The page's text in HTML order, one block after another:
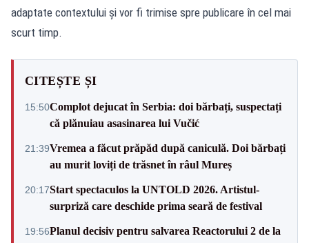
adaptate contextului și vor fi trimise spre publicare în cel mai
scurt timp.
CITEȘTE ȘI
15:50Complot dejucat în Serbia: doi bărbați, suspectați
că plănuiau asasinarea lui Vučić
21:39Vremea a făcut prăpăd după caniculă. Doi bărbați
au murit loviți de trăsnet în râul Mureș
20:17Start spectaculos la UNTOLD 2026. Artistul-
surpriză care deschide prima seară de festival
19:56Planul decisiv pentru salvarea Reactorului 2 de la